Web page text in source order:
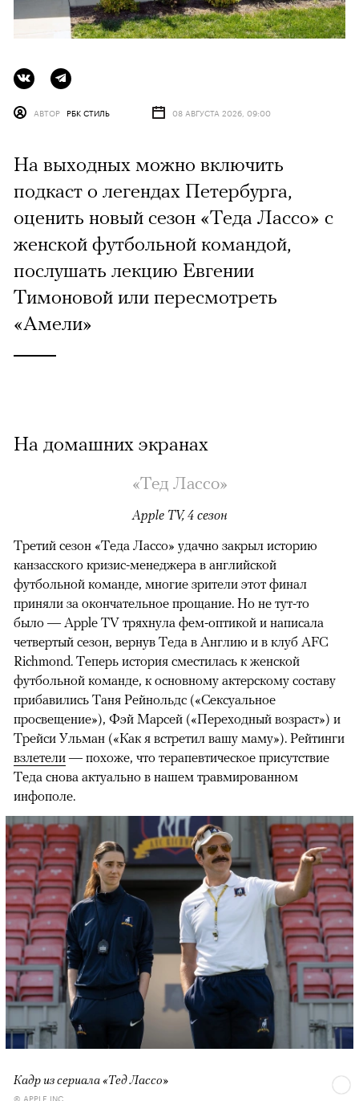
АВТОР РБК СТИЛЬ 08 АВГУСТА 2026, 09:00
На выходных можно включить
подкаст о легендах Петербурга,
оценить новый сезон «Теда Лассо» с
женской футбольной командой,
послушать лекцию Евгении
Тимоновой или пересмотреть
«Амели»
На домашних экранах
«Тед Лассо»
Apple TV, 4 сезон
00:00 / 00:00
Третий сезон «Теда Лассо» удачно закрыл историю
канзасского кризис-менеджера в английской
футбольной команде, многие зрители этот финал
приняли за окончательное прощание. Но не тут-то
было — Apple TV тряхнула фем-оптикой и написала
четвертый сезон, вернув Теда в Англию и в клуб AFC
Richmond. Теперь история сместилась к женской
футбольной команде, к основному актерскому составу
прибавились Таня Рейнольдс («Сексуальное
просвещение»), Фэй Марсей («Переходный возраст») и
Трейси Ульман («Как я встретил вашу маму»). Рейтинги
взлетели — похоже, что терапевтическое присутствие
Теда снова актуально в нашем травмированном
инфополе.
Кадр из сериала «Тед Лассо»
© APPLE INC.